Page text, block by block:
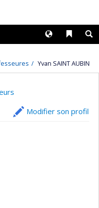
Liens
Langues
Yvan SAINT AUBIN
Modifier son profil